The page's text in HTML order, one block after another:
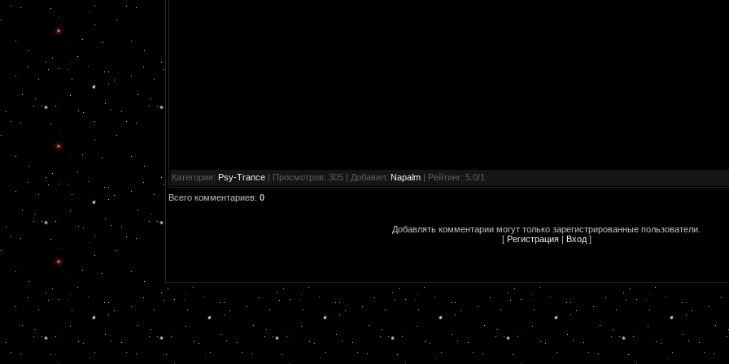
Категория: Psy-Trance | Просмотров: 305 | Добавил: Napalm | Рейтинг: 5.0/1
Всего комментариев: 0
Добавлять комментарии могут только зарегистрированные пользователи.
[ Регистрация| Вход]